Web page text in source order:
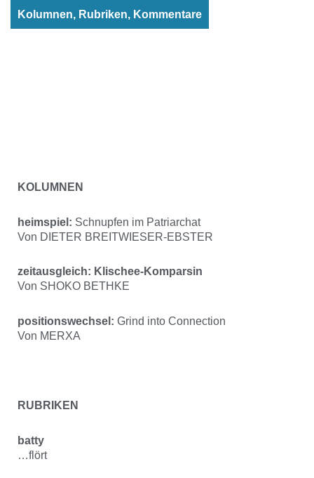
Kolumnen, Rubriken, Kommentare
KOLUMNEN
heimspiel: Schnupfen im Patriarchat
Von DIETER BREITWIESER-EBSTER
zeitausgleich: Klischee-Komparsin
Von SHOKO BETHKE
positionswechsel: Grind into Connection
Von MERXA
RUBRIKEN
batty
…flört